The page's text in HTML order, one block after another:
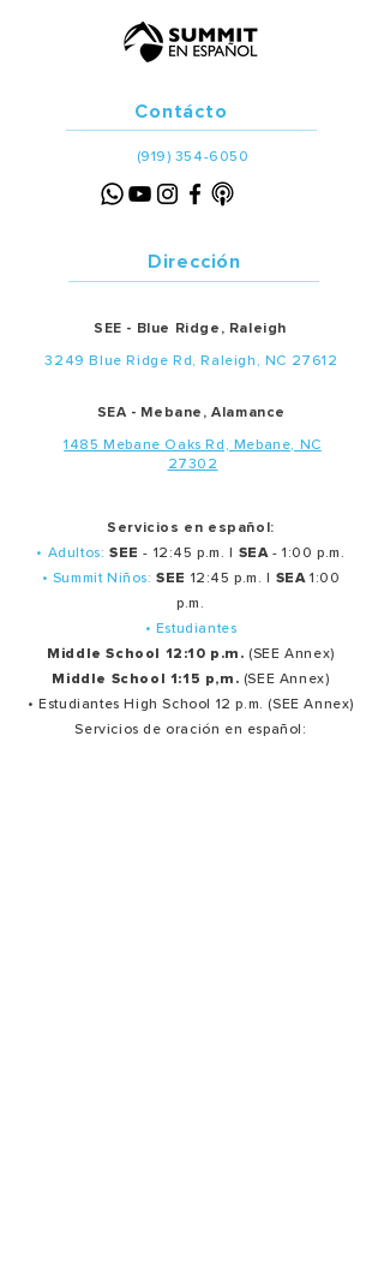
Contácto
(919) 354-6050
Dirección
SEE - Blue Ridge, Raleigh
3249 Blue Ridge Rd, Raleigh, NC 27612
SEA - Mebane, Alamance
1485 Mebane Oaks Rd, Mebane, NC
27302
Servicios en español:
• Adultos:SEE - 12:45 p.m. | SEA- 1:00 p.m.
• Summit Niños:SEE 12:45 p.m. | SEA1:00
p.m.
• Estudiantes
Middle School 12:10 p.m. (SEE Annex)
Middle School 1:15 p,m. (SEE Annex)
• Estudiantes High School 12 p.m. (SEE Annex)
Servicios de oración en español: